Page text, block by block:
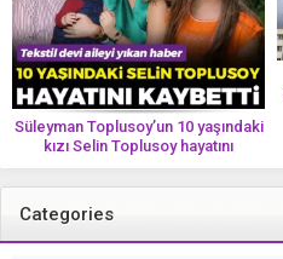
Süleyman Toplusoy’un 10 yaşındaki
kızı Selin Toplusoy hayatını
kaybetti! ‘Ah dünya güzeli melek’
Categories